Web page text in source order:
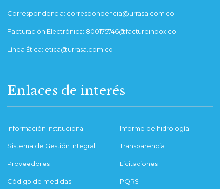
Correspondencia: correspondencia@urrasa.com.co
Facturación Electrónica: 800175746@factureinbox.co
Línea Ética: etica@urrasa.com.co
Enlaces de interés
Información institucional Informe de hidrología
Sistema de Gestión Integral Transparencia
Proveedores Licitaciones
Código de medidas PQRS